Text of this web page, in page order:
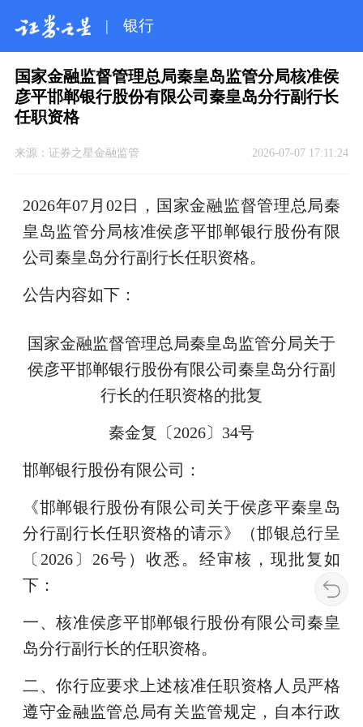
| 银行
国家金融监督管理总局秦皇岛监管分局核准侯
彦平邯郸银行股份有限公司秦皇岛分行副行长
任职资格
来源： 证券之星金融监管 2026-07-07 17:11:24
2026年07月02日，国家金融监督管理总局秦
皇岛监管分局核准侯彦平邯郸银行股份有限
公司秦皇岛分行副行长任职资格。
公告内容如下：
国家金融监督管理总局秦皇岛监管分局关于
侯彦平邯郸银行股份有限公司秦皇岛分行副
行长的任职资格的批复
秦金复〔2026〕34号
邯郸银行股份有限公司：
《邯郸银行股份有限公司关于侯彦平秦皇岛
分行副行长任职资格的请示》（邯银总行呈
〔2026〕26号）收悉。经审核，现批复如
下：
一、核准侯彦平邯郸银行股份有限公司秦皇
岛分行副行长的任职资格。
二、你行应要求上述核准任职资格人员严格
遵守金融监管总局有关监管规定，自本行政